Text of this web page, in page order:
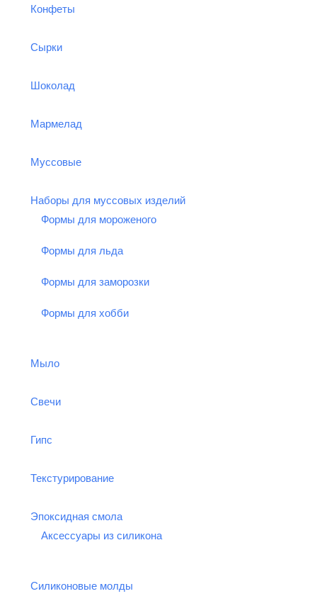
Конфеты
Сырки
Шоколад
Мармелад
Муссовые
Наборы для муссовых изделий
Формы для мороженого
Формы для льда
Формы для заморозки
Формы для хобби
Мыло
Свечи
Гипс
Текстурирование
Эпоксидная смола
Аксессуары из силикона
Силиконовые молды